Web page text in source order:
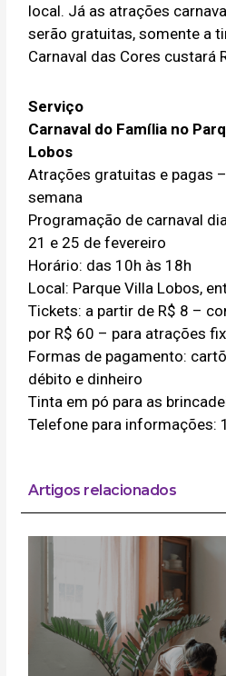
local. Já as atrações
serão gratuitas, somente a
Carnaval das Cores custará
Serviço
Carnaval do Família no
Lobos
Atrações gratuitas e pagas
semana
Programação de carnaval
21 e 25 de fevereiro
Horário: das 10h às 18h
Local: Parque Villa Lobos,
Tickets: a partir de R$ 8 –
por R$ 60 – para atrações
Formas de pagamento:
débito e dinheiro
Tinta em pó para as
Telefone para informações:
Artigos relacionados